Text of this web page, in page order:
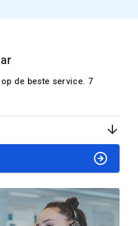
de beste service. 7